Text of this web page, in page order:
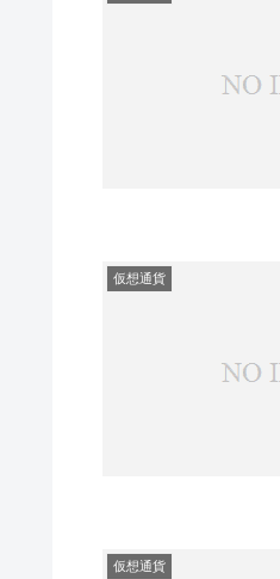
仮想通貨
仮想通貨